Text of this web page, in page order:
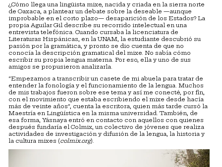
¿Cómo llega una lingüista mixe, nacida y criada en la sierra norte
de Oaxaca, a plantear un debate sobre la deseable —aunque
improbable en el corto plazo— desaparición de los Estados? La
propia Aguilar Gil describe su recorrido intelectual en una
entrevista telefónica. Cuando cursaba la licenciatura de
Literaturas Hispánicas, en la UNAM, la estudiante descubrió su
pasión por la gramática, y pronto se dio cuenta de que no
conocía la descripción gramatical del mixe. No sabía cómo
escribir su propia lengua materna. Por eso, ella y uno de sus
amigos se propusieron analizarla.
“Empezamos a transcribir un casete de mi abuela para tratar de
entender la fonología y el funcionamiento de la lengua. Muchos
de mis trabajos fueron sobre ese tema y así me conecté, por fin,
con el movimiento que estaba escribiendo el mixe desde hacía
más de veinte años”, cuenta la escritora, quien más tarde cursó la
Maestría en Lingüística en la misma universidad. También, de
esa forma, Yásnaya entró en contacto con aquellos con quienes
después fundaría el Colmix, un colectivo de jóvenes que realiza
actividades de investigación y difusión de la lengua, la historia y
la cultura mixes (colmix.org).